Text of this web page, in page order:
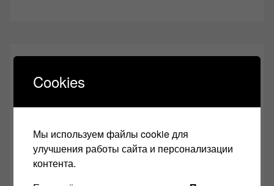
СОЦИАЛЬНЫЕ СЕТИ:
Одноклассники
Cookies
Мы используем файлы cookie для
улучшения работы сайта и персонализации
контента.